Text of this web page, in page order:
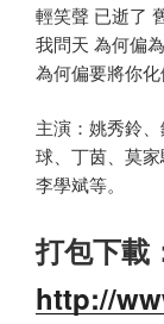
輕笑聲 已逝了
我問天 為何偏
為何偏要將你
主演：姚秀鈴
球、丁茵、莫家
李學斌等。
打包下載
http://